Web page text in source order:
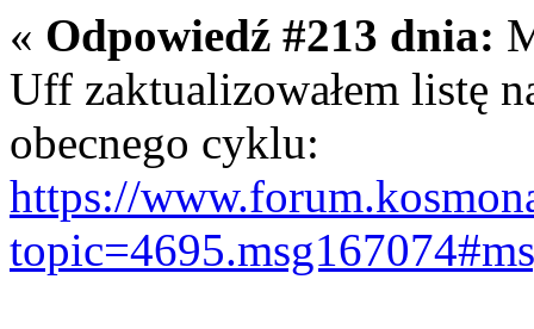
« Odpowiedź #213 dnia:
Uff zaktualizowałem listę
obecnego cyklu:
https://